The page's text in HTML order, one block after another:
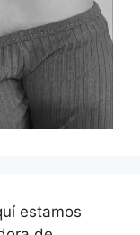
estamos